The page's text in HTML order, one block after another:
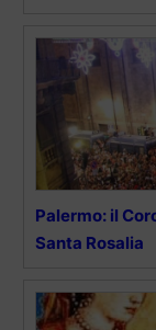
Palermo: il
Santa Rosalia